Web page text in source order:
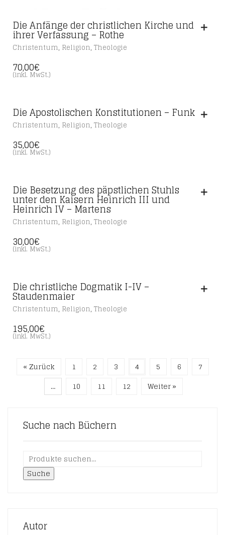
Die Anfänge der christlichen Kirche und
ihrer Verfassung – Rothe
Christentum, Religion, Theologie
70,00€
(inkl. MwSt.)
Die Apostolischen Konstitutionen – Funk
Christentum, Religion, Theologie
35,00€
(inkl. MwSt.)
Die Besetzung des päpstlichen Stuhls
unter den Kaisern Heinrich III und
Heinrich IV – Martens
Christentum, Religion, Theologie
30,00€
(inkl. MwSt.)
Die christliche Dogmatik I-IV –
Staudenmaier
Christentum, Religion, Theologie
195,00€
(inkl. MwSt.)
« Zurück 1 2 3 4 5 6
7
…
10 11 12 Weiter »
Suche nach Büchern
Suche
Autor